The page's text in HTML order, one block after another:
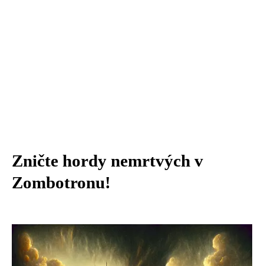
Zničte hordy nemrtvých v
Zombotronu!